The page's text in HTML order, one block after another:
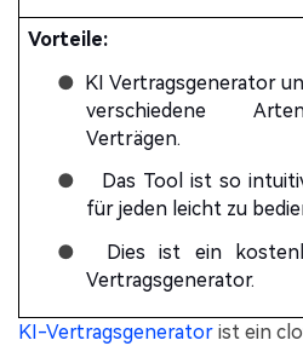
Vorteile:
● KI Vertragsgenerator
verschiedene
Verträgen.
●
Das Tool ist so
für jeden leicht zu
●
Dies ist ein
Vertragsgenerator.
KI-Vertragsgenerator ist ein